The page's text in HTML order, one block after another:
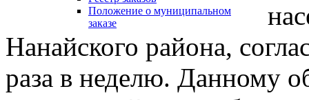
Положение о муниципальном
заказе
Нанайского района,
раза в неделю. Данному